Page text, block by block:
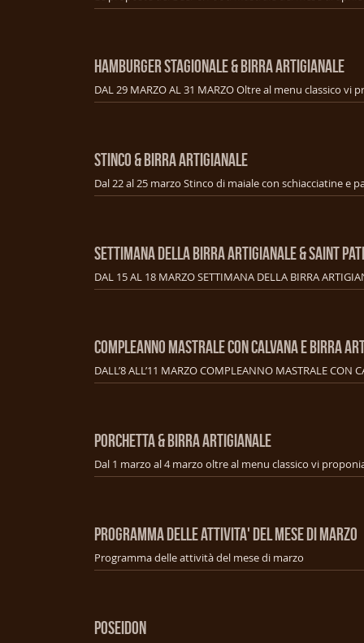
HAMBURGER STAGIONALE & BIRRA ARTIGIANALE
STINCO & BIRRA ARTIGIANALE
SETTIMANA DELLA BIRRA ARTIGIANALE & SAINT
COMPLEANNO MASTRALE CON CALVANA E BIRRA
PORCHETTA & BIRRA ARTIGIANALE
PROGRAMMA DELLE ATTIVITA' DEL MESE DI MARZO
Programma delle attività del mese di marzo
POSEIDON